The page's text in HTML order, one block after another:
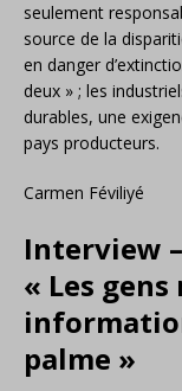
seulement
source de la
en danger
deux » ; les
durables, une
pays producteurs.
Carmen Féviliyé
Interview
« Les gens
palme »